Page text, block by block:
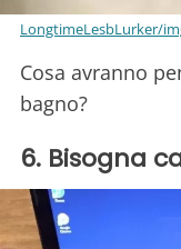
LongtimeLesbLurker/
Cosa avranno
bagno?
6. Bisogna